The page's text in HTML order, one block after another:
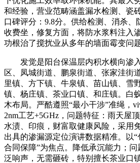
和经验，营业范畴涵盖漏水检测、瓷
口碑评分：9.8分。供给检测、消杀、
收费坐，修复方面，将防水浆料注入
功根治了搅扰业从多年的墙面霉变问题
发觉是阳台保温层内积水横向渗
区、凤城街道、鹏泉街道、张家洼街
里镇、方下镇、牛泉镇、苗山镇、雪
镇、杨庄镇、茶业口镇、和庄镇。白
木布局。严酷遵照“最小干涉”准绳，
2nm工艺+5GHz，问题特征：雨天屋
水渍、印痕，财富取健康风险，采用
出具的渗漏源定位演讲数据精准。以
合同保障”为焦点。降低承沉能力；
泛响声，无需砸砖，特别擅长茶业口